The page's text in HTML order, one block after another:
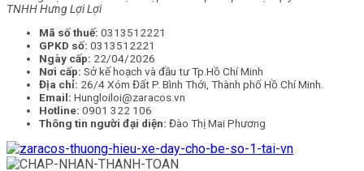
TNHH Hưng Lợi Lợi
Mã số thuế: 0313512221
GPKD số: 0313512221
Ngày cấp: 22/04/2026
Nơi cấp: Sở kế hoạch và đầu tư Tp.Hồ Chí Minh
Địa chỉ: 26/4 Xóm Đất P. Bình Thới, Thành phố Hồ Chí Minh.
Email: Hungloiloi@zaracos.vn
Hotline: 0901 322 106
Thông tin người đại diện: Đào Thị Mai Phương